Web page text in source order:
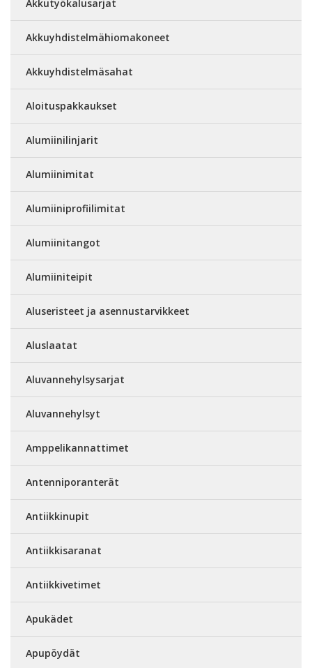
Akkutyökalusarjat
Akkuyhdistelmähiomakoneet
Akkuyhdistelmäsahat
Aloituspakkaukset
Alumiinilinjarit
Alumiinimitat
Alumiiniprofiilimitat
Alumiinitangot
Alumiiniteipit
Aluseristeet ja asennustarvikkeet
Aluslaatat
Aluvannehylsysarjat
Aluvannehylsyt
Amppelikannattimet
Antenniporanterät
Antiikkinupit
Antiikkisaranat
Antiikkivetimet
Apukädet
Apupöydät